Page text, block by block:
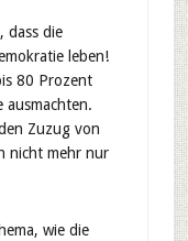
dass die
leben!
80 Prozent
ausmachten.
Zuzug von
nicht mehr nur
wie die